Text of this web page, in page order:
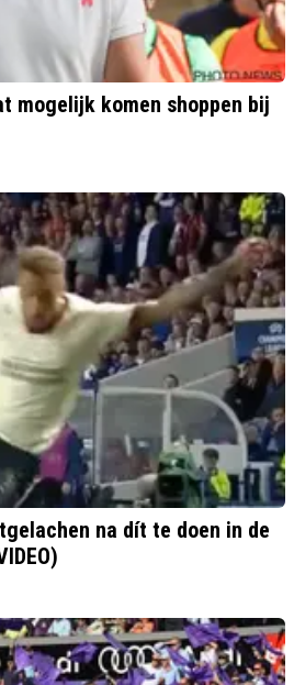
mogelijk komen shoppen bij
na dít te doen in de